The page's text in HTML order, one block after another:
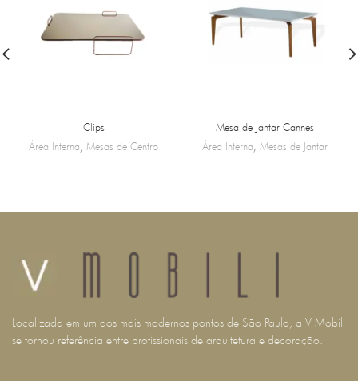
Clips
Área Interna
Mesas de Centro
Mesa de Jantar Cannes
Área Interna
Mesas de Jantar
Localizada em um dos mais modernos pontos de São Paulo, a V Mobili
se tornou referência entre profissionais de arquitetura e decoração.